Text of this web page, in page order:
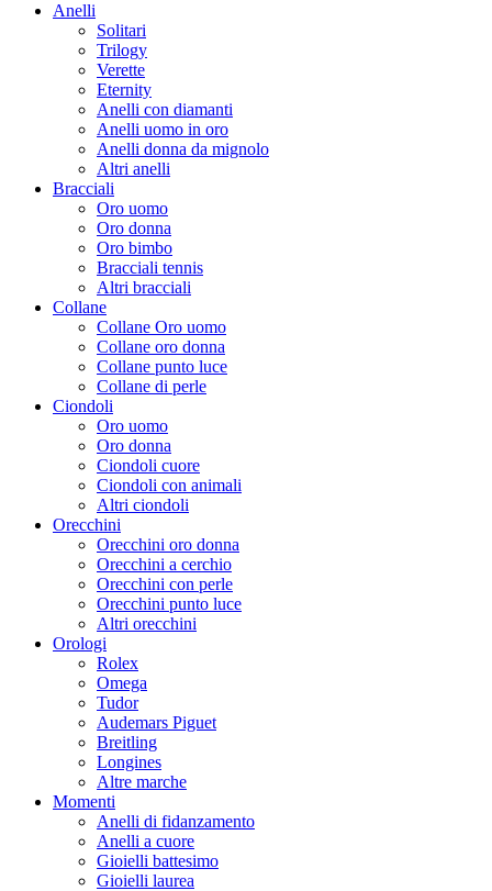
Anelli
Solitari
Trilogy
Verette
Eternity
Anelli con diamanti
Anelli uomo in oro
Anelli donna da mignolo
Altri anelli
Bracciali
Oro uomo
Oro donna
Oro bimbo
Bracciali tennis
Altri bracciali
Collane
Collane Oro uomo
Collane oro donna
Collane punto luce
Collane di perle
Ciondoli
Oro uomo
Oro donna
Ciondoli cuore
Ciondoli con animali
Altri ciondoli
Orecchini
Orecchini oro donna
Orecchini a cerchio
Orecchini con perle
Orecchini punto luce
Altri orecchini
Orologi
Rolex
Omega
Tudor
Audemars Piguet
Breitling
Longines
Altre marche
Momenti
Anelli di fidanzamento
Anelli a cuore
Gioielli battesimo
Gioielli laurea